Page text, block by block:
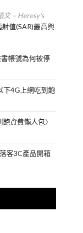
文 – Heresy's
射值(SAR)最高與
帳號為何被停
下4G上網吃到飽
飽資費懶人包〉
客3C產品開箱